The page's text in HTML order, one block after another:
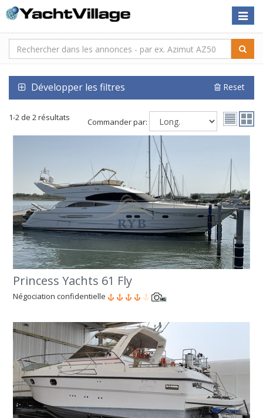
Toggle
Développer les filtres Reset
1-2 de 2 résultats Commander par:
Princess Yachts 61 Fly
Négociation confidentielle